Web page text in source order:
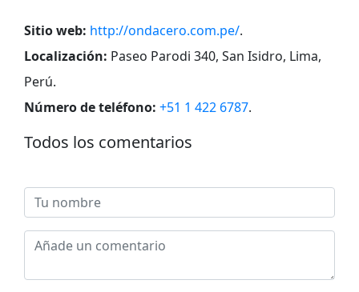
Sitio web: http://ondacero.com.pe/.
Localización: Paseo Parodi 340, San Isidro, Lima,
Perú.
Número de teléfono: +51 1 422 6787.
Todos los comentarios